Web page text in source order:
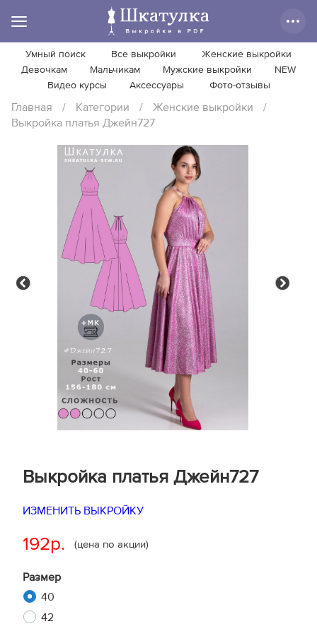
Умный поиск Все выкройки
Женские выкройки
Девочкам
Мальчикам Мужские выкройки
NEW
Видео курсы
Аксессуары Фото-отзывы
Главная / Категории / Женские выкройки
/
Выкройка платья Джейн727
Выкройка платья Джейн727
ИЗМЕНИТЬ ВЫКРОЙКУ
192р. (цена по акции)
Размер
40
42